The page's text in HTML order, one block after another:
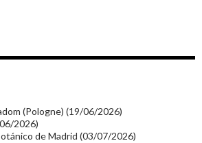
Vidéo Jarrecast (16) Synthé 80's
Cinéma
(Pologne) (19/06/2026)
2026)
de Madrid (03/07/2026)